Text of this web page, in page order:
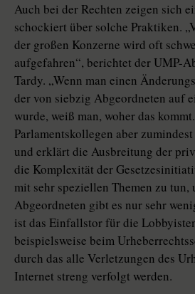
Auch bei der Rechten zeigen sich
schockiert über solche Praktiken.
der großen Konzerne wird oft
aufgefahren“, berichtet der UMP-
Tardy. „Wenn man einen
der von siebzig Abgeordneten auf
wurde, weiß man, woher das
Parlamentskollegen aber
und erklärt die Ausbreitung der
die Komplexität der
mit sehr speziellen Themen zu tun,
Abgeordneten gibt es nur sehr
ist das Einfallstor für die
beispielsweise beim
durch das alle Verletzungen des
Internet streng verfolgt werden.